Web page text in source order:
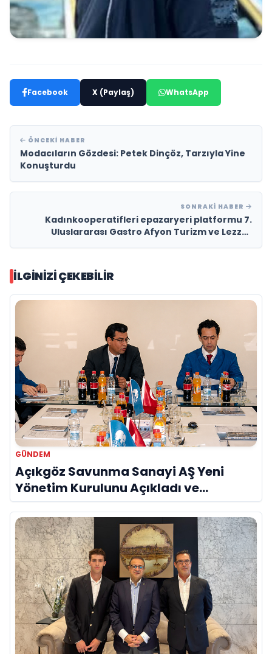
Facebook X (Paylaş) WhatsApp
ÖNCEKI HABER
Modacıların Gözdesi: Petek Dinçöz, Tarzıyla Yine
Konuşturdu
SONRAKI HABER
Kadınkooperatifleri epazaryeri platformu 7.
Uluslararası Gastro Afyon Turizm ve Lezzet
İLGINIZI ÇEKEBILIR
GÜNDEM
Açıkgöz Savunma Sanayi AŞ Yeni
Yönetim Kurulunu Açıkladı ve
Savunma Sanayinde Küresel Vizyon
Vurgusu